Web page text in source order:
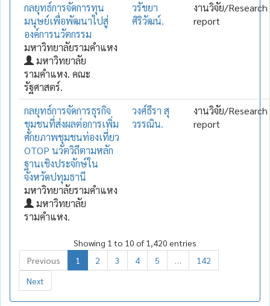
กลยุทธ์การจัดการทุน
มนุษย์เพื่อพัฒนาไปสู่
องค์การนวัตกรรม
มหาวิทยาลัยรามคำแหง
มหาวิทยาลัย
รามคำแหง. คณะ
รัฐศาสตร์.
วรัชยา
ศิริวัฒน์.
งานวิจัย/Research
report
กลยุทธ์การจัดการธุรกิจ
ชุมชนที่ส่งผลต่อการเพิ่ม
ศักยภาพชุมชนท่องเที่ยว
OTOP นวัตวิถีตามหลัก
ฐานเชิงประจักษ์ใน
จังหวัดปทุมธานี
มหาวิทยาลัยรามคำแหง
มหาวิทยาลัย
รามคำแหง.
วงศ์ธีรา สุ
วรรณิน.
งานวิจัย/Research
report
Showing 1 to 10 of 1,420 entries
Previous
1 2 3 4 5
142
Next